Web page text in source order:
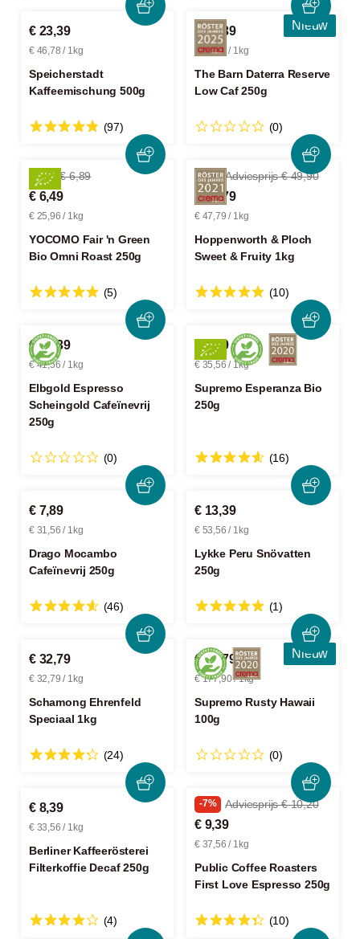
€ 23,39
€ 46,78 / 1kg
Speicherstadt
Kaffeemischung 500g
(97)
Nieuw
€ 19,39
€ 77,56 / 1kg
The Barn Daterra Reserve
Low Caf 250g
(0)
-5% € 6,89
€ 6,49
€ 25,96 / 1kg
YOCOMO Fair 'n Green
Bio Omni Roast 250g
(5)
-4% Adviesprijs € 49,90
€ 47,79
€ 47,79 / 1kg
Hoppenworth & Ploch
Sweet & Fruity 1kg
(10)
€ 10,39
€ 41,56 / 1kg
Elbgold Espresso
Scheingold Cafeïnevrij
250g
(0)
€ 8,89
€ 35,56 / 1kg
Supremo Esperanza Bio
250g
(16)
€ 7,89
€ 31,56 / 1kg
Drago Mocambo
Cafeïnevrij 250g
(46)
€ 13,39
€ 53,56 / 1kg
Lykke Peru Snövatten
250g
(1)
€ 32,79
€ 32,79 / 1kg
Schamong Ehrenfeld
Speciaal 1kg
(24)
Nieuw
€ 17,79
€ 177,90 / 1kg
Supremo Rusty Hawaii
100g
(0)
€ 8,39
€ 33,56 / 1kg
Berliner Kaffeerösterei
Filterkoffie Decaf 250g
(4)
-7% Adviesprijs € 10,20
€ 9,39
€ 37,56 / 1kg
Public Coffee Roasters
First Love Espresso 250g
(10)